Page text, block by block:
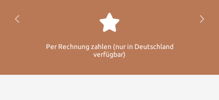
Per Rechnung zahlen (nur in Deutschland
verfügbar)